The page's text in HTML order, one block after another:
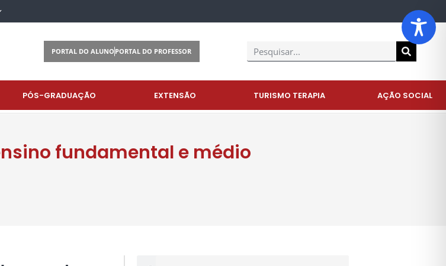
PORTAL DO ALUNO PORTAL DO PROFESSOR
PÓS-GRADUAÇÃO EXTENSÃO TURISMO TERAPIA AÇÃO SOCIAL
fundamental e médio